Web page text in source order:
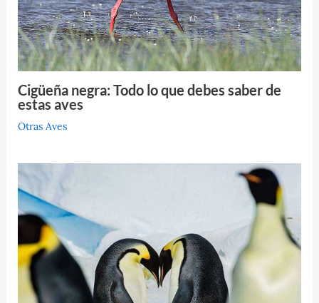
Cigüeña negra: Todo lo que debes saber de
estas aves
Otras Aves